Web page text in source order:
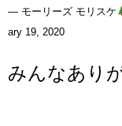
— モーリーズ モリスケ
ary 19, 2020
みんなあり